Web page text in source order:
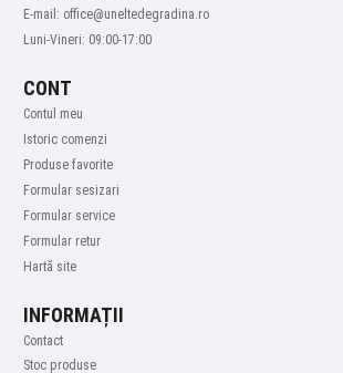
E-mail: office@uneltedegradina.ro
Luni-Vineri: 09:00-17:00
CONT
Contul meu
Istoric comenzi
Produse favorite
Formular sesizari
Formular service
Formular retur
Hartă site
INFORMAȚII
Contact
Stoc produse